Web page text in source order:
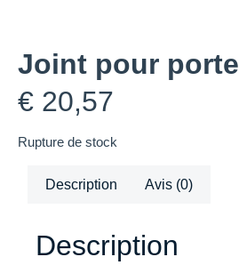
Joint pour porte
€ 20,57
Rupture de stock
Description Avis (0)
Description